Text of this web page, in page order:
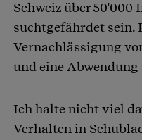
Schweiz über 50'000
suchtgefährdet sein.
Vernachlässigung
und eine
Ich halte nicht viel
Verhalten in